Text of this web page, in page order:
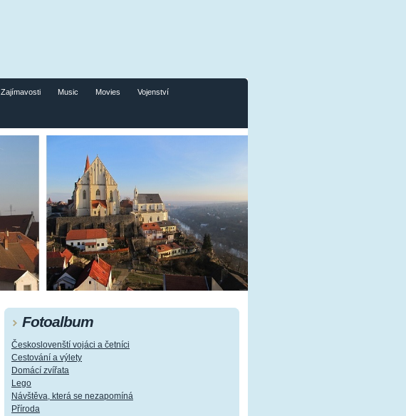
Zajímavosti Music Movies Vojenství
Fotoalbum
Českoslovenští vojáci a četníci
Cestování a výlety
Domácí zvířata
Lego
Návštěva, která se nezapomíná
Příroda